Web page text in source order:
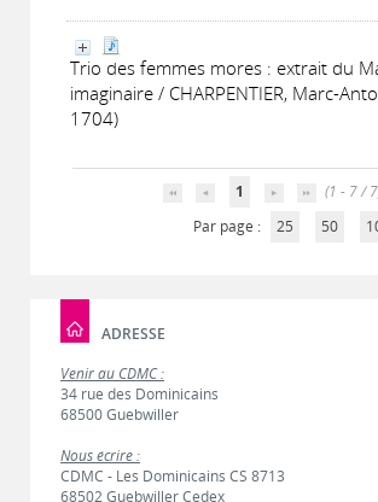
Trio des femmes mores : extrait du
imaginaire / CHARPENTIER, Marc-
1704)
1
(1 - 7 /
Par page :
25 50
ADRESSE
Venir au CDMC :
34 rue des Dominicains
68500 Guebwiller
Nous écrire :
CDMC - Les Dominicains CS 8713
68502 Guebwiller Cedex